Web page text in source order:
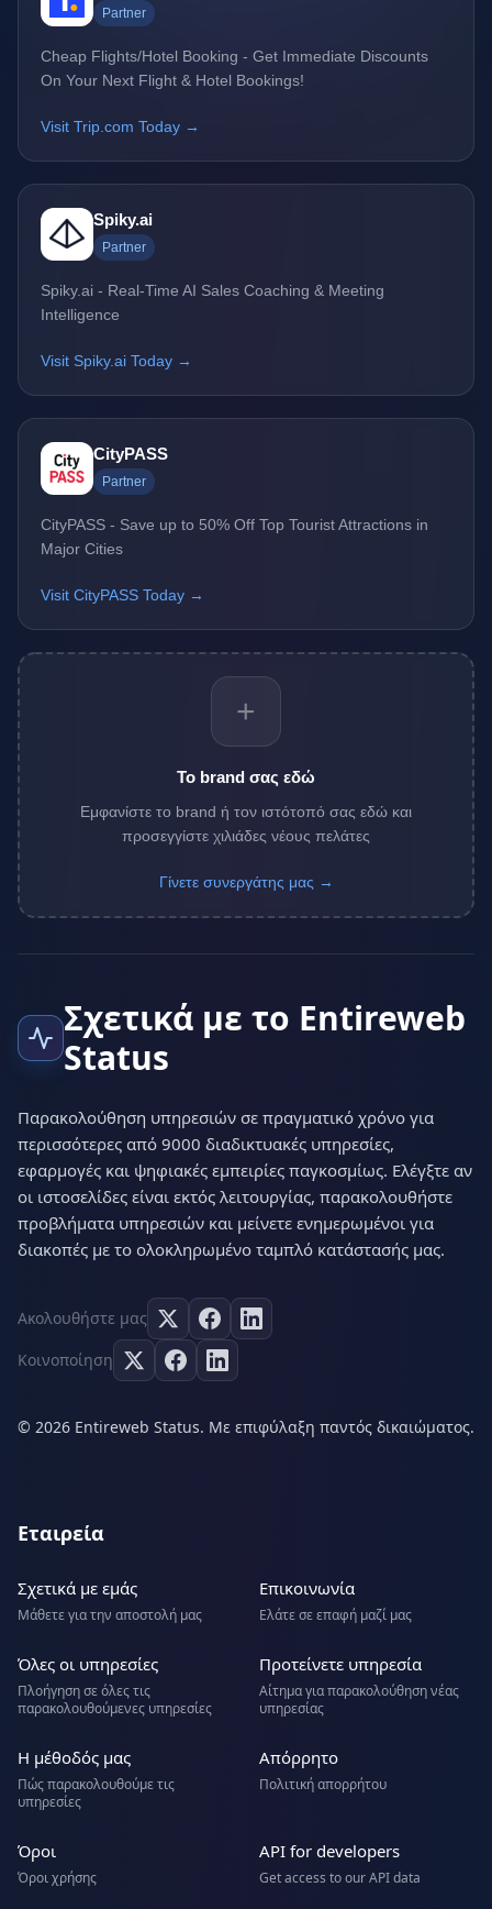
Partner
Cheap Flights/Hotel Booking - Get Immediate Discounts
On Your Next Flight & Hotel Bookings!
Visit Trip.com Today →
Spiky.ai
Partner
Spiky.ai - Real-Time AI Sales Coaching & Meeting
Intelligence
Visit Spiky.ai Today →
CityPASS
Partner
CityPASS - Save up to 50% Off Top Tourist Attractions in
Major Cities
Visit CityPASS Today →
+
Το brand σας εδώ
Εμφανίστε το brand ή τον ιστότοπό σας εδώ και
προσεγγίστε χιλιάδες νέους πελάτες
Γίνετε συνεργάτης μας →
Σχετικά με το Entireweb
Status
Παρακολούθηση υπηρεσιών σε πραγματικό χρόνο για
περισσότερες από 9000 διαδικτυακές υπηρεσίες,
εφαρμογές και ψηφιακές εμπειρίες παγκοσμίως. Ελέγξτε αν
οι ιστοσελίδες είναι εκτός λειτουργίας, παρακολουθήστε
προβλήματα υπηρεσιών και μείνετε ενημερωμένοι για
διακοπές με το ολοκληρωμένο ταμπλό κατάστασής μας.
Ακολουθήστε μας
Κοινοποίηση
© 2026 Entireweb Status. Με επιφύλαξη παντός δικαιώματος.
Εταιρεία
Σχετικά με εμάς
Μάθετε για την αποστολή μας
Επικοινωνία
Ελάτε σε επαφή μαζί μας
Όλες οι υπηρεσίες
Πλοήγηση σε όλες τις
παρακολουθούμενες υπηρεσίες
Προτείνετε υπηρεσία
Αίτημα για παρακολούθηση νέας
υπηρεσίας
Η μέθοδός μας
Πώς παρακολουθούμε τις
υπηρεσίες
Απόρρητο
Πολιτική απορρήτου
Όροι
Όροι χρήσης
API for developers
Get access to our API data